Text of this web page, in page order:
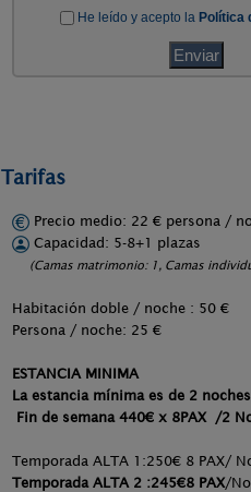
Tarifas
Precio medio: 22 € persona /
Capacidad: 5-8+1 plazas
(Camas matrimonio: 1, Camas
Habitación doble / noche : 50 €
Persona / noche: 25 €
ESTANCIA MINIMA
La estancia mínima es de 2
Fin de semana 440€ x 8PAX /2
Temporada ALTA 1:250€ 8 PAX/
Temporada ALTA 2 :245€8 PAX/